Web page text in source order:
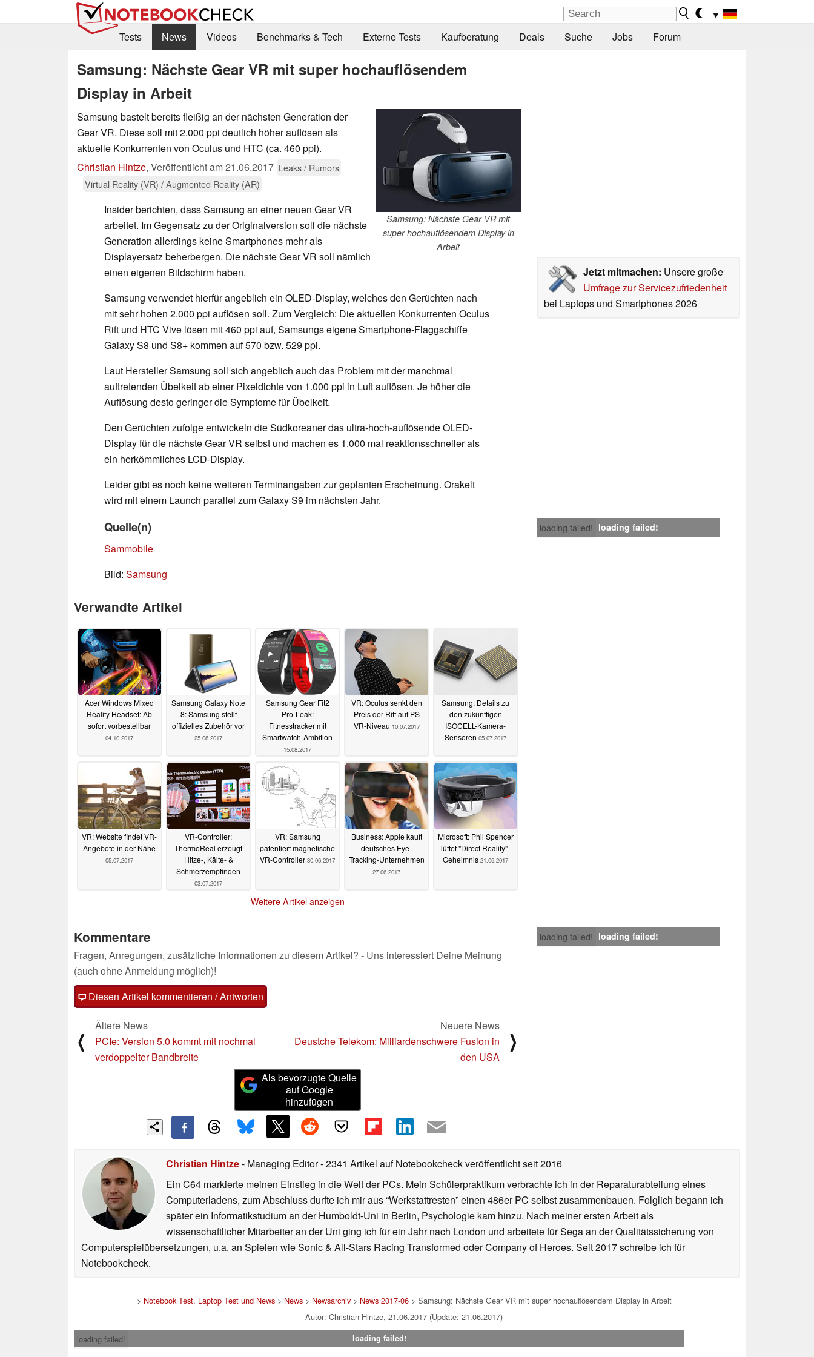
▼
Tests
News Videos Benchmarks & Tech Externe Tests Kaufberatung Deals Suche Jobs Forum
Samsung: Nächste Gear VR mit super hochauflösendem
Display in Arbeit
Samsung: Nächste Gear VR mit
super hochauflösendem Display in
Arbeit
Samsung bastelt bereits fleißig an der nächsten Generation der
Gear VR. Diese soll mit 2.000 ppi deutlich höher auflösen als
aktuelle Konkurrenten von Oculus und HTC (ca. 460 ppi).
Christian Hintze, Veröffentlicht am21.06.2017 Leaks / Rumors
Virtual Reality (VR) / Augmented Reality (AR)
Jetzt mitmachen: Unsere große
Umfrage zur Servicezufriedenheit
bei Laptops und Smartphones 2026
Insider berichten, dass Samsung an einer neuen Gear VR
arbeitet. Im Gegensatz zu der Originalversion soll die nächste
Generation allerdings keine Smartphones mehr als
Displayersatz beherbergen. Die nächste Gear VR soll nämlich
einen eigenen Bildschirm haben.
Samsung verwendet hierfür angeblich ein OLED-Display, welches den Gerüchten nach
mit sehr hohen 2.000 ppi auflösen soll. Zum Vergleich: Die aktuellen Konkurrenten Oculus
Rift und HTC Vive lösen mit 460 ppi auf, Samsungs eigene Smartphone-Flaggschiffe
Galaxy S8 und S8+ kommen auf 570 bzw. 529 ppi.
Laut Hersteller Samsung soll sich angeblich auch das Problem mit der manchmal
auftretenden Übelkeit ab einer Pixeldichte von 1.000 ppi in Luft auflösen. Je höher die
Auflösung desto geringer die Symptome für Übelkeit.
Den Gerüchten zufolge entwickeln die Südkoreaner das ultra-hoch-auflösende OLED-
Display für die nächste Gear VR selbst und machen es 1.000 mal reaktionsschneller als
ein herkömmliches LCD-Display.
Leider gibt es noch keine weiteren Terminangaben zur geplanten Erscheinung. Orakelt
wird mit einem Launch parallel zum Galaxy S9 im nächsten Jahr.
loading failed! loading failed!
Quelle(n)
Sammobile
Bild: Samsung
Verwandte Artikel
Acer Windows Mixed
Reality Headset: Ab
sofort vorbestellbar
04.10.2017
Samsung Galaxy Note
8: Samsung stellt
offizielles Zubehör vor
25.08.2017
Samsung Gear Fit2
Pro-Leak:
Fitnesstracker mit
Smartwatch-Ambition
15.08.2017
VR: Oculus senkt den
Preis der Rift auf PS
VR-Niveau 10.07.2017
Samsung: Details zu
den zukünftigen
ISOCELL-Kamera-
Sensoren 05.07.2017
VR: Website findet VR-
Angebote in der Nähe
05.07.2017
VR-Controller:
ThermoReal erzeugt
Hitze-, Kälte- &
Schmerzempfinden
03.07.2017
VR: Samsung
patentiert magnetische
VR-Controller 30.06.2017
Business: Apple kauft
deutsches Eye-
Tracking-Unternehmen
27.06.2017
Microsoft: Phil Spencer
lüftet "Direct Reality"-
Geheimnis 21.06.2017
Weitere Artikel anzeigen
loading failed! loading failed!
Kommentare
Fragen, Anregungen, zusätzliche Informationen zu diesem Artikel? - Uns interessiert Deine Meinung
(auch ohne Anmeldung möglich)!
Diesen Artikel kommentieren / Antworten
⟨
Ältere News
PCIe: Version 5.0 kommt mit nochmal
verdoppelter Bandbreite
Neuere News
Deustche Telekom: Milliardenschwere Fusion in
den USA
⟩
Als bevorzugte Quelle
auf Google
hinzufügen
Christian Hintze- Managing Editor- 2341 Artikel auf Notebookcheck veröffentlichtseit 2016
Ein C64 markierte meinen Einstieg in die Welt der PCs. Mein Schülerpraktikum verbrachte ich in der Reparaturabteilung eines
Computerladens, zum Abschluss durfte ich mir aus “Werkstattresten” einen 486er PC selbst zusammenbauen. Folglich begann ich
später ein Informatikstudium an der Humboldt-Uni in Berlin, Psychologie kam hinzu. Nach meiner ersten Arbeit als
wissenschaftlicher Mitarbeiter an der Uni ging ich für ein Jahr nach London und arbeitete für Sega an der Qualitätssicherung von
Computerspielübersetzungen, u.a. an Spielen wie Sonic & All-Stars Racing Transformed oder Company of Heroes. Seit 2017 schreibe ich für
Notebookcheck.
> Notebook Test, Laptop Test und News> News> Newsarchiv> News 2017-06> Samsung: Nächste Gear VR mit super hochauflösendem Display in Arbeit
Autor: Christian Hintze, 21.06.2017 (Update: 21.06.2017)
loading failed!
loading failed!